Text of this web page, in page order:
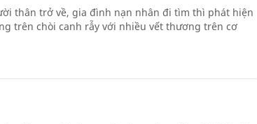
thân trở về, gia đình nạn nhân đi tìm thì phát hiện
trên chòi canh rẫy với nhiều vết thương trên cơ